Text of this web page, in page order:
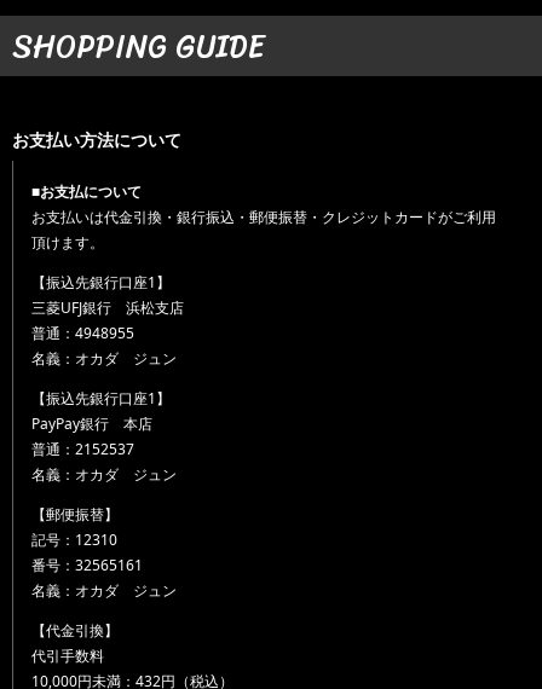
SHOPPING GUIDE
お支払い方法について
■お支払について
お支払いは代金引換・銀行振込・郵便振替・クレジットカードがご利用
頂けます。
【振込先銀行口座1】
三菱UFJ銀行 浜松支店
普通：4948955
名義：オカダ ジュン
【振込先銀行口座1】
PayPay銀行 本店
普通：2152537
名義：オカダ ジュン
【郵便振替】
記号：12310
番号：32565161
名義：オカダ ジュン
【代金引換】
代引手数料
10,000円未満：432円（税込）